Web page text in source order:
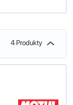
4 Produkty